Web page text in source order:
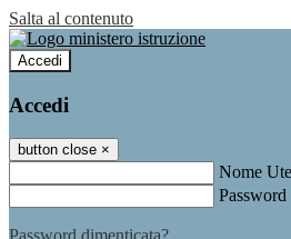
Salta al contenuto
Accedi
Accedi
button close ×
Nome
Password